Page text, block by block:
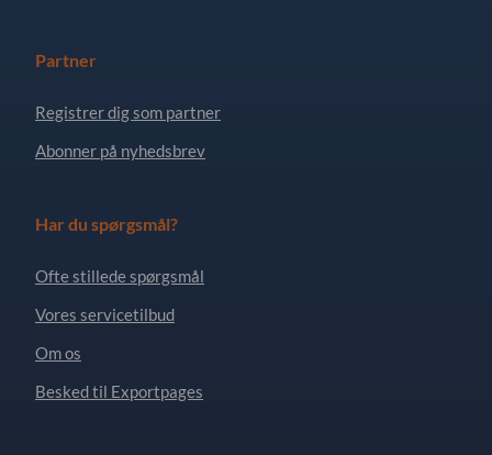
Partner
Registrer dig som partner
Abonner på nyhedsbrev
Har du spørgsmål?
Ofte stillede spørgsmål
Vores servicetilbud
Om os
Besked til Exportpages